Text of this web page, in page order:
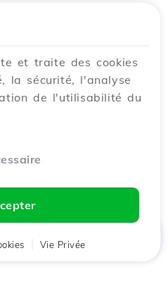
et traite des cookies
la sécurité, l'analyse
de l'utilisabilité du
Vie Privée
Chat